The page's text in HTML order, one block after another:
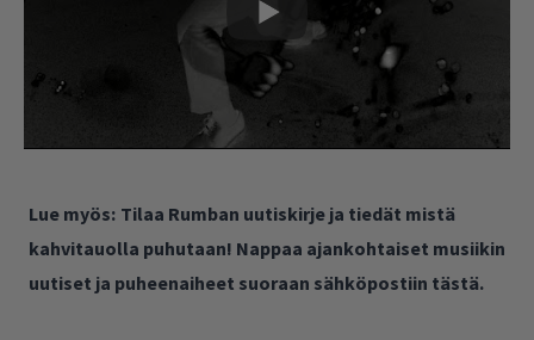
Lue myös: Tilaa Rumban uutiskirje ja tiedät mistä
kahvitauolla puhutaan! Nappaa ajankohtaiset musiikin
uutiset ja puheenaiheet suoraan sähköpostiin tästä.